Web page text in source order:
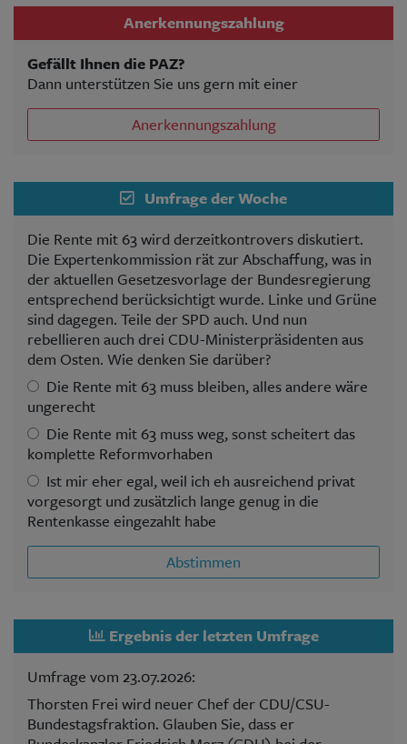
Anerkennungszahlung
Gefällt Ihnen die PAZ?
Dann unterstützen Sie uns gern mit einer
Anerkennungszahlung
Umfrage der Woche
Die Rente mit 63 wird derzeitkontrovers diskutiert.
Die Expertenkommission rät zur Abschaffung, was in
der aktuellen Gesetzesvorlage der Bundesregierung
entsprechend berücksichtigt wurde. Linke und Grüne
sind dagegen. Teile der SPD auch. Und nun
rebellieren auch drei CDU-Ministerpräsidenten aus
dem Osten. Wie denken Sie darüber?
Die Rente mit 63 muss bleiben, alles andere wäre
ungerecht
Die Rente mit 63 muss weg, sonst scheitert das
komplette Reformvorhaben
Ist mir eher egal, weil ich eh ausreichend privat
vorgesorgt und zusätzlich lange genug in die
Rentenkasse eingezahlt habe
Abstimmen
Ergebnis der letzten Umfrage
Umfrage vom 23.07.2026:
Thorsten Frei wird neuer Chef der CDU/CSU-
Bundestagsfraktion. Glauben Sie, dass er